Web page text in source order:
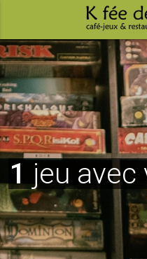
1 jeu avec